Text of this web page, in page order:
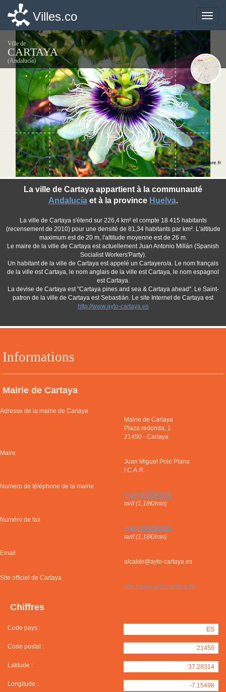
Toggle
Villes.co
Ville de
CARTAYA
(Andalucía)
Informations
Mairie de Cartaya
Adresse de la mairie de Cartaya
Mairie de Cartaya
Plaza redonda, 1
21450 -Cartaya
Maire
Juan Miguel Polo Plana
I.C.A.R.
Numero de téléphone de la mairie
+(34) 959390000
tarif (1,18€/min)
Numéro de fax
+(34) 959390220
tarif (1,18€/min)
Email
alcalde@ayto-cartaya.es
Site officiel de Cartaya
http://www.ayto-cartaya.es
Chiffres
Code pays : ES
Code postal : 21450
Latitude : 37.28314
Longitude : -7.15498
La ville de Cartaya appartient à la communauté
Andalucíaet à la province Huelva.
La ville de Cartaya s'étend sur 226,4 km² et compte 18 415 habitants
(recensement de 2010) pour une densité de 81,34 habitants par km². L'altitude
maximum est de 20 m, l'altitude moyenne est de 26 m.
Le maire de la ville de Cartaya est actuellement Juan Antonio Millán (Spanish
Socialist Workers'Party).
Un habitant de la ville de Cartaya est appelé un Cartayero/a. Le nom français
de la ville est Cartaya, le nom anglais de la ville est Cartaya, le nom espagnol
est Cartaya.
La devise de Cartaya est "Cartaya pines and sea & Cartaya ahead". Le Saint-
patron de la ville de Cartaya est Sebastián. Le site Internet de Cartaya est
http://www.ayto-cartaya.es
©photo-libre.fr
Toggle
Villes.co